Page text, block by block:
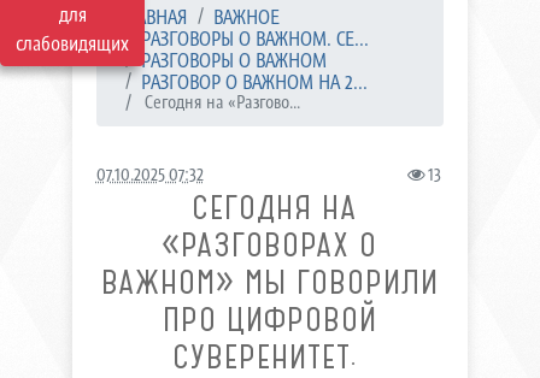
для
слабовидящих
ГЛАВНАЯ
ВАЖНОЕ
РАЗГОВОРЫ О ВАЖНОМ. СЕ...
РАЗГОВОРЫ О ВАЖНОМ
РАЗГОВОР О ВАЖНОМ НА 2...
​ Сегодня на «Разгово...
07.10.2025 07:32 13
​ СЕГОДНЯ НА
«РАЗГОВОРАХ О
ВАЖНОМ» МЫ ГОВОРИЛИ
ПРО ЦИФРОВОЙ
СУВЕРЕНИТЕТ. ​